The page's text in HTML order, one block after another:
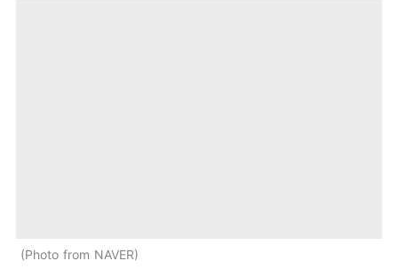
Photo from NAVER